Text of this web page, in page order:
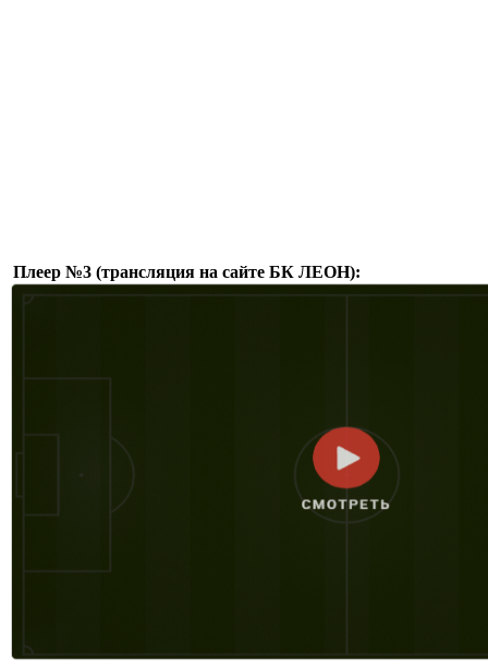
Плеер №3 (трансляция на сайте БК ЛЕОН):